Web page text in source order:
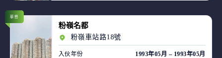
華懋
粉嶺名都
粉嶺車站路18號
入伙年份
1993年05月 – 1993年05月